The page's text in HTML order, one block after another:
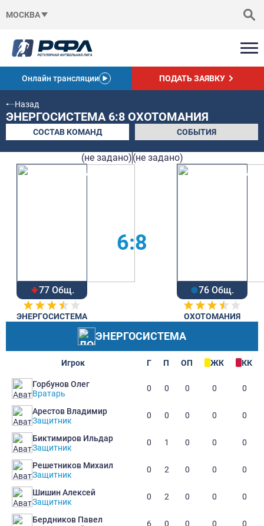
МОСКВА
Онлайн трансляции ПОДАТЬ ЗАЯВКУ
Назад
ЭНЕРГОСИСТЕМА 6:8 ОХОТОМАНИЯ
СОСТАВ КОМАНД СОБЫТИЯ
(не задано)(не задано)
77 Общ.
ЭНЕРГОСИСТЕМА
6:8
76 Общ.
ОХОТОМАНИЯ
ЭНЕРГОСИСТЕМА
Игрок Г П ОП ЖК КК
Горбунов Олег
Вратарь
0 0 0 0 0
Арестов Владимир
Защитник
0 0 0 0 0
Биктимиров Ильдар
Защитник
0 1 0 0 0
Решетников Михаил
Защитник
0 2 0 0 0
Шишин Алексей
Защитник
0 2 0 0 0
Бердников Павел
6 0 0 0 0